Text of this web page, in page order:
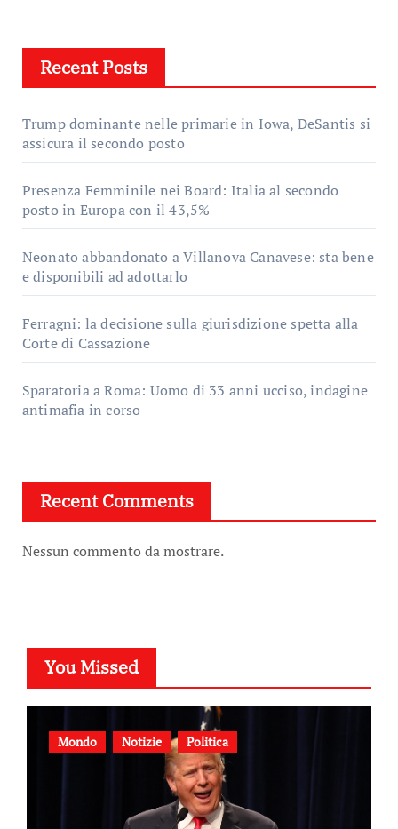
Recent Posts
Trump dominante nelle primarie in Iowa, DeSantis si
assicura il secondo posto
Presenza Femminile nei Board: Italia al secondo
posto in Europa con il 43,5%
Neonato abbandonato a Villanova Canavese: sta bene
e disponibili ad adottarlo
Ferragni: la decisione sulla giurisdizione spetta alla
Corte di Cassazione
Sparatoria a Roma: Uomo di 33 anni ucciso, indagine
antimafia in corso
Recent Comments
Nessun commento da mostrare.
You Missed
Mondo Notizie Politica